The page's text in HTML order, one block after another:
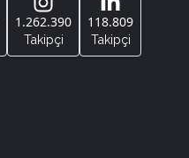
1.262.390
Takipçi
118.809
Takipçi